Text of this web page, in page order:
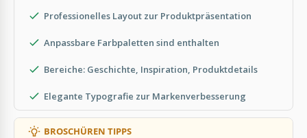
Professionelles Layout zur Produktpräsentation
Anpassbare Farbpaletten sind enthalten
Bereiche: Geschichte, Inspiration, Produktdetails
Elegante Typografie zur Markenverbesserung
BROSCHÜREN TIPPS